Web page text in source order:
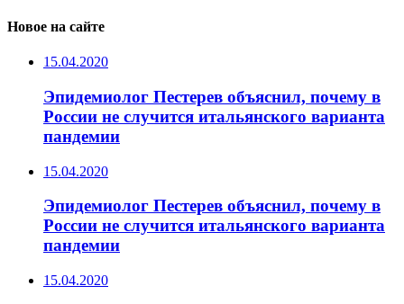
Новое на сайте
15.04.2020
Эпидемиолог Пестерев объяснил, почему в
России не случится итальянского варианта
пандемии
15.04.2020
Эпидемиолог Пестерев объяснил, почему в
России не случится итальянского варианта
пандемии
15.04.2020